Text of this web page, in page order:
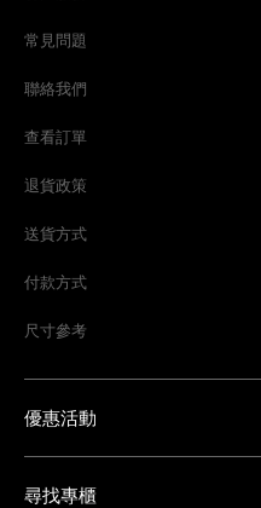
常見問題
聯絡我們
查看訂單
退貨政策
送貨方式
付款方式
尺寸參考
優惠活動
尋找專櫃